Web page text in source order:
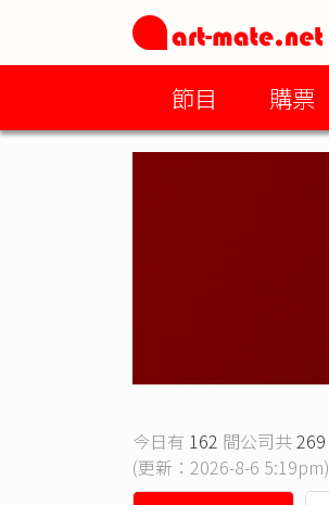
節目 購票
今日有 162 間公司共269
(更新：2026-8-6 5:19pm)